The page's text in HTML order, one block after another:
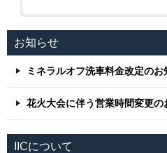
お知らせ
ミネラルオフ洗車料金改定のお
花火大会に伴う営業時間変更の
IICについて